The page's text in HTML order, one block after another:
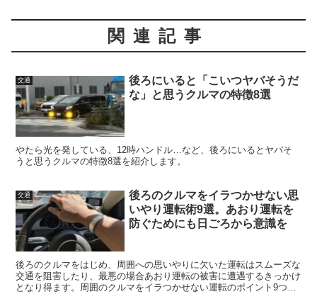
関連記事
交通
後ろにいると「こいつヤバそうだ
な」と思うクルマの特徴8選
やたら光を発している、12時ハンドル…など、後ろにいるとヤバそ
うと思うクルマの特徴8選を紹介します。
交通
後ろのクルマをイラつかせない思
いやり運転術9選。あおり運転を
防ぐためにも日ごろから意識を
後ろのクルマをはじめ、周囲への思いやりに欠いた運転はスムーズな
交通を阻害したり、最悪の場合あおり運転の被害に遭遇するきっかけ
となり得ます。周囲のクルマをイラつかせない運転のポイント9つを